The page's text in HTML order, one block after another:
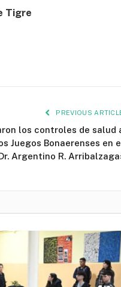
Tigre
PREVIOUS
los controles de salud
Juegos Bonaerenses en
Argentino R.